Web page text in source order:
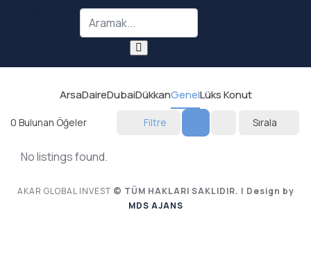
ArsaDaireDubaiDükkanGenelLüks Konut
0 Bulunan Öğeler Filtre Sırala
No listings found.
AKAR GLOBAL INVEST © TÜM HAKLARI SAKLIDIR. | Design by
MDS AJANS